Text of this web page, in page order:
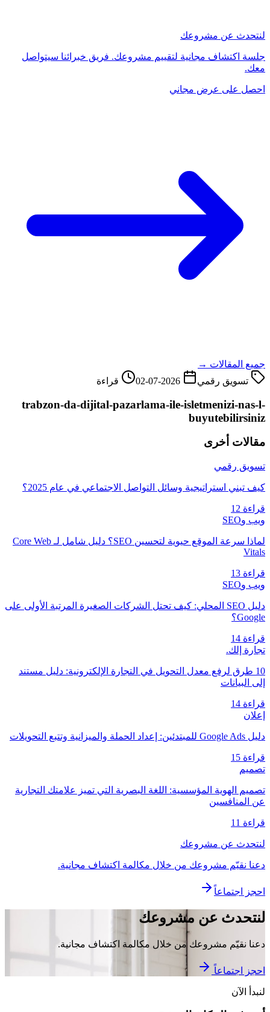
لنتحدث عن مشروعك
جلسة اكتشاف مجانية لتقييم مشروعك. فريق خبرائنا سيتواصل
معك.
احصل على عرض مجاني
جميع المقالات →
تسويق رقمي
2026-07-02 قراءة
trabzon-da-dijital-pazarlama-ile-isletmenizi-nas-l-
buyutebilirsiniz
مقالات أخرى
تسويق رقمي
كيف تبني استراتيجية وسائل التواصل الاجتماعي في عام 2025؟
قراءة 12
ويب وSEO
لماذا سرعة الموقع حيوية لتحسين SEO؟ دليل شامل لـ Core Web
Vitals
قراءة 13
ويب وSEO
دليل SEO المحلي: كيف تحتل الشركات الصغيرة المرتبة الأولى على
Google؟
قراءة 14
تجارة إلك.
10 طرق لرفع معدل التحويل في التجارة الإلكترونية: دليل مستند
إلى البيانات
قراءة 14
إعلان
دليل Google Ads للمبتدئين: إعداد الحملة والميزانية وتتبع التحويلات
قراءة 15
تصميم
تصميم الهوية المؤسسية: اللغة البصرية التي تميز علامتك التجارية
عن المنافسين
قراءة 11
لنتحدث عن مشروعك
دعنا نقيّم مشروعك من خلال مكالمة اكتشاف مجانية.
احجز اجتماعاً
لنتحدث عن مشروعك
دعنا نقيّم مشروعك من خلال مكالمة اكتشاف مجانية.
احجز اجتماعاً
لنبدأ الآن